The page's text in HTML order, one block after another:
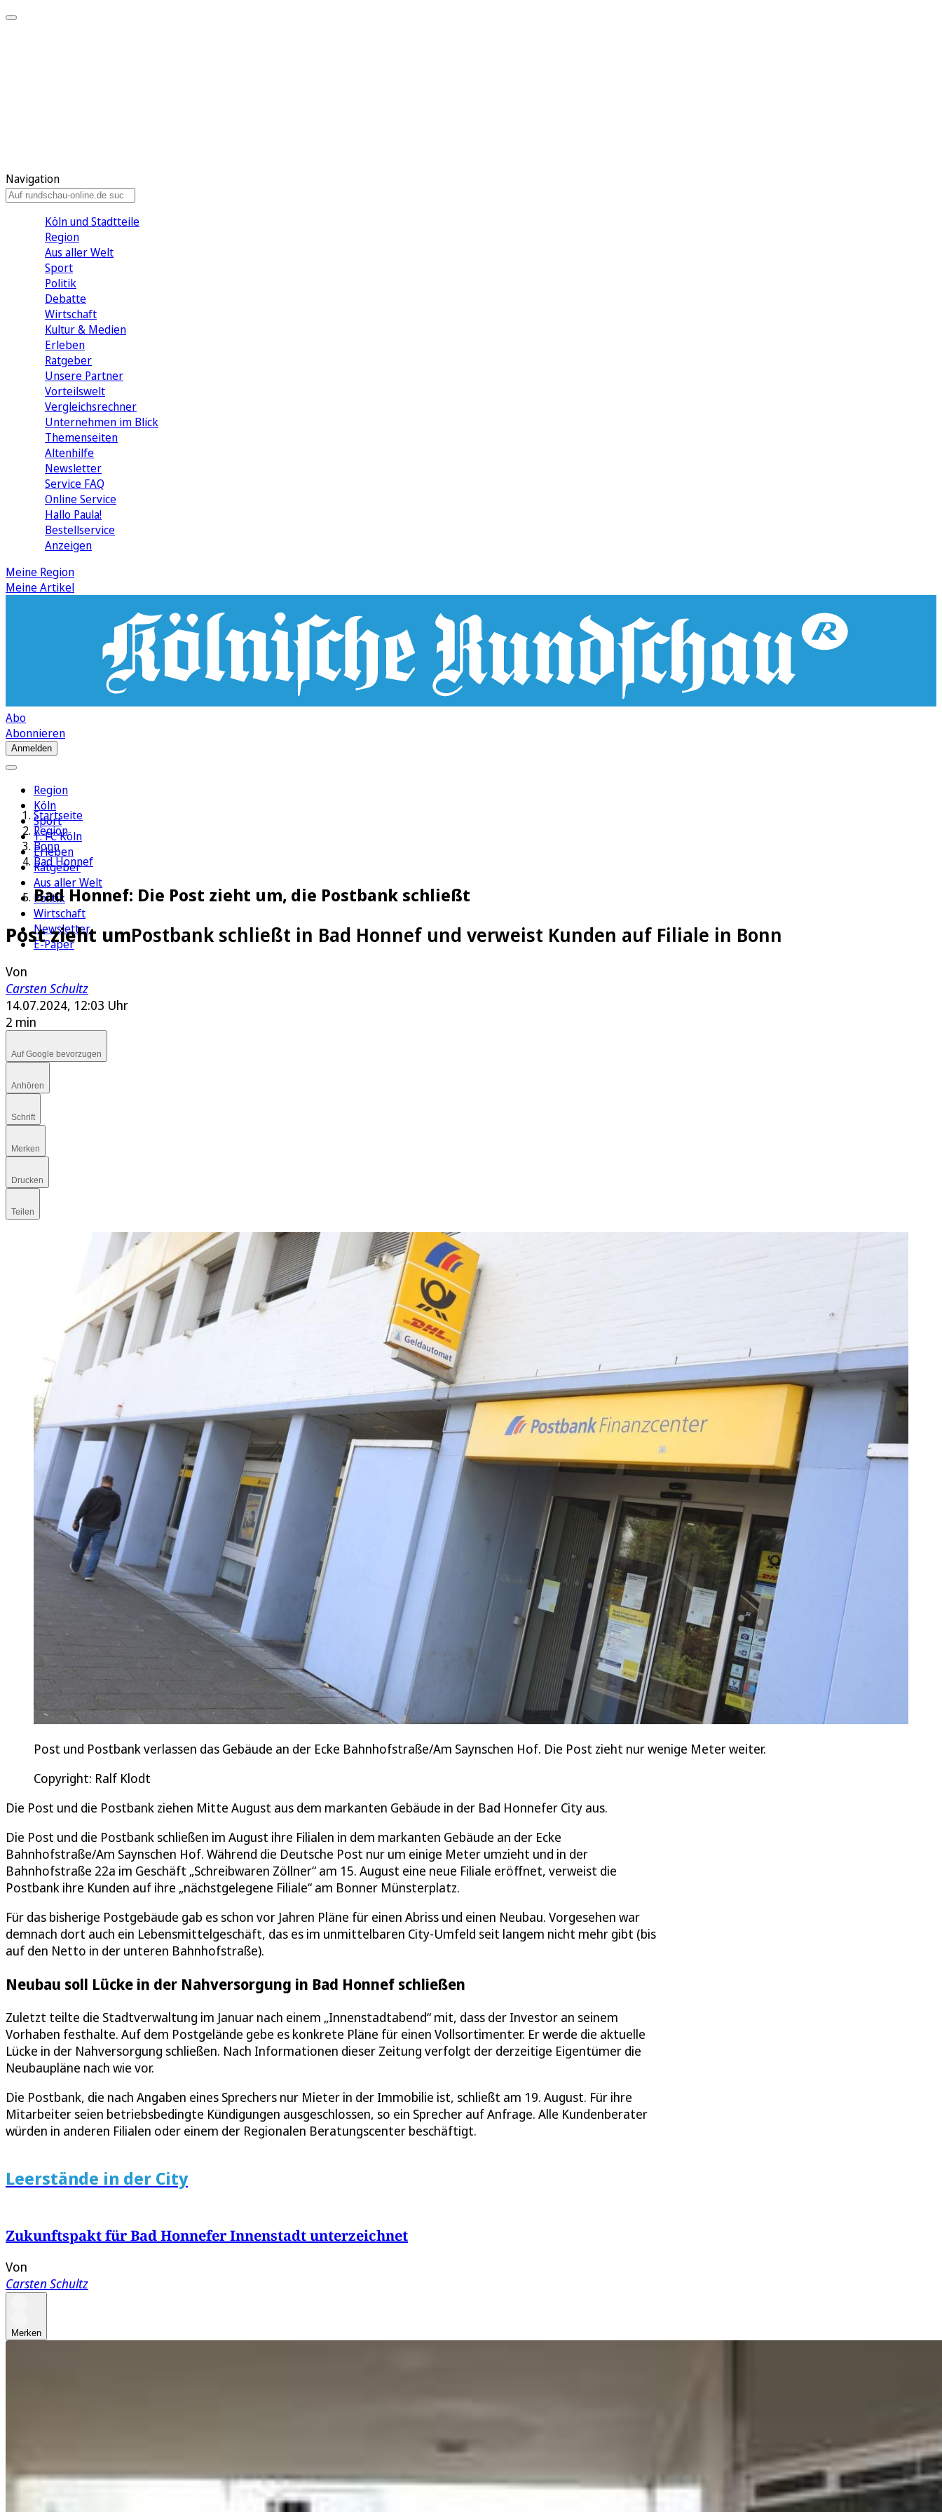
Navigation
Köln und Stadtteile
Region
Aus aller Welt
Sport
Politik
Debatte
Wirtschaft
Kultur & Medien
Erleben
Ratgeber
Unsere Partner
Vorteilswelt
Vergleichsrechner
Unternehmen im Blick
Themenseiten
Altenhilfe
Newsletter
Service FAQ
Online Service
Hallo Paula!
Bestellservice
Anzeigen
Meine Region
Meine Artikel
Abo
Abonnieren
Anmelden
Region
Köln
Sport
1. FC Köln
Erleben
Ratgeber
Aus aller Welt
Politik
Wirtschaft
Newsletter
E-Paper
Startseite
Region
Bonn
Bad Honnef
Bad Honnef: Die Post zieht um, die Postbank schließt
Post zieht umPostbank schließt in Bad Honnef und verweist Kunden auf Filiale in Bonn
Von
Carsten Schultz
14.07.2024, 12:03 Uhr
2 min
Auf Google bevorzugen
Anhören
Schrift
Merken
Drucken
Teilen
Post und Postbank verlassen das Gebäude an der Ecke Bahnhofstraße/Am Saynschen Hof. Die Post zieht nur wenige Meter weiter.
Copyright: Ralf Klodt
Die Post und die Postbank ziehen Mitte August aus dem markanten Gebäude in der Bad Honnefer City aus.
Die Post und die Postbank schließen im August ihre Filialen in dem markanten Gebäude an der Ecke
Bahnhofstraße/Am Saynschen Hof. Während die Deutsche Post nur um einige Meter umzieht und in der
Bahnhofstraße 22a im Geschäft „Schreibwaren Zöllner“ am 15. August eine neue Filiale eröffnet, verweist die
Postbank ihre Kunden auf ihre „nächstgelegene Filiale“ am Bonner Münsterplatz.
Für das bisherige Postgebäude gab es schon vor Jahren Pläne für einen Abriss und einen Neubau. Vorgesehen war
demnach dort auch ein Lebensmittelgeschäft, das es im unmittelbaren City-Umfeld seit langem nicht mehr gibt (bis
auf den Netto in der unteren Bahnhofstraße).
Neubau soll Lücke in der Nahversorgung in Bad Honnef schließen
Zuletzt teilte die Stadtverwaltung im Januar nach einem „Innenstadtabend“ mit, dass der Investor an seinem
Vorhaben festhalte. Auf dem Postgelände gebe es konkrete Pläne für einen Vollsortimenter. Er werde die aktuelle
Lücke in der Nahversorgung schließen. Nach Informationen dieser Zeitung verfolgt der derzeitige Eigentümer die
Neubaupläne nach wie vor.
Die Postbank, die nach Angaben eines Sprechers nur Mieter in der Immobilie ist, schließt am 19. August. Für ihre
Mitarbeiter seien betriebsbedingte Kündigungen ausgeschlossen, so ein Sprecher auf Anfrage. Alle Kundenberater
würden in anderen Filialen oder einem der Regionalen Beratungscenter beschäftigt.
Leerstände in der City
Zukunftspakt für Bad Honnefer Innenstadt unterzeichnet
Von
Carsten Schultz
Merken